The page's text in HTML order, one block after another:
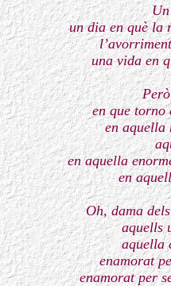
un dia en què la
una vida en
en que torno
en aquella
en aquella
en
Oh, dama
aquells
aquella
enamorat
enamorat per